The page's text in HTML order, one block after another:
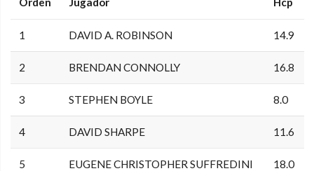
1 DAVID A. ROBINSON 14.9
2 BRENDAN CONNOLLY 16.8
3 STEPHEN BOYLE 8.0
4 DAVID SHARPE 11.6
5 EUGENE CHRISTOPHER SUFFREDINI 18.0